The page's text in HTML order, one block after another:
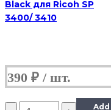
Black для Ricoh SP
3400/ 3410
390 ₽
Количество